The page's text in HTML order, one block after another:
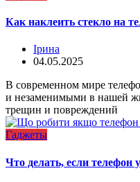
Как наклеить стекло на
Ірина
04.05.2025
В современном мире
и незаменимыми в нашей
трещин и повреждений
Гаджеты
Что делать, если телефон